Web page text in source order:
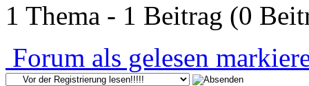
1 Thema - 1 Beitrag (0
Forum als gelesen